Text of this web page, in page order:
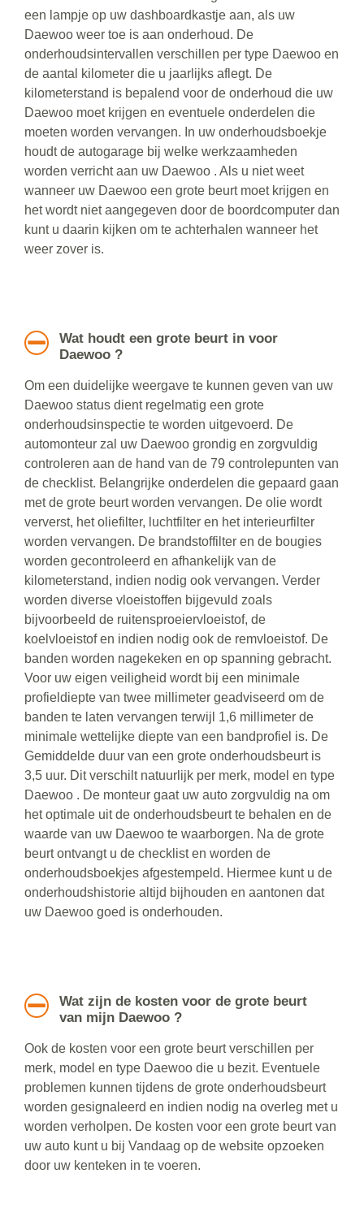
een lampje op uw dashboardkastje aan, als uw
Daewoo weer toe is aan onderhoud. De
onderhoudsintervallen verschillen per type Daewoo en
de aantal kilometer die u jaarlijks aflegt. De
kilometerstand is bepalend voor de onderhoud die uw
Daewoo moet krijgen en eventuele onderdelen die
moeten worden vervangen. In uw onderhoudsboekje
houdt de autogarage bij welke werkzaamheden
worden verricht aan uw Daewoo . Als u niet weet
wanneer uw Daewoo een grote beurt moet krijgen en
het wordt niet aangegeven door de boordcomputer dan
kunt u daarin kijken om te achterhalen wanneer het
weer zover is.
Wat houdt een grote beurt in voor
Daewoo ?
Om een duidelijke weergave te kunnen geven van uw
Daewoo status dient regelmatig een grote
onderhoudsinspectie te worden uitgevoerd. De
automonteur zal uw Daewoo grondig en zorgvuldig
controleren aan de hand van de 79 controlepunten van
de checklist. Belangrijke onderdelen die gepaard gaan
met de grote beurt worden vervangen. De olie wordt
ververst, het oliefilter, luchtfilter en het interieurfilter
worden vervangen. De brandstoffilter en de bougies
worden gecontroleerd en afhankelijk van de
kilometerstand, indien nodig ook vervangen. Verder
worden diverse vloeistoffen bijgevuld zoals
bijvoorbeeld de ruitensproeiervloeistof, de
koelvloeistof en indien nodig ook de remvloeistof. De
banden worden nagekeken en op spanning gebracht.
Voor uw eigen veiligheid wordt bij een minimale
profieldiepte van twee millimeter geadviseerd om de
banden te laten vervangen terwijl 1,6 millimeter de
minimale wettelijke diepte van een bandprofiel is. De
Gemiddelde duur van een grote onderhoudsbeurt is
3,5 uur. Dit verschilt natuurlijk per merk, model en type
Daewoo . De monteur gaat uw auto zorgvuldig na om
het optimale uit de onderhoudsbeurt te behalen en de
waarde van uw Daewoo te waarborgen. Na de grote
beurt ontvangt u de checklist en worden de
onderhoudsboekjes afgestempeld. Hiermee kunt u de
onderhoudshistorie altijd bijhouden en aantonen dat
uw Daewoo goed is onderhouden.
Wat zijn de kosten voor de grote beurt
van mijn Daewoo ?
Ook de kosten voor een grote beurt verschillen per
merk, model en type Daewoo die u bezit. Eventuele
problemen kunnen tijdens de grote onderhoudsbeurt
worden gesignaleerd en indien nodig na overleg met u
worden verholpen. De kosten voor een grote beurt van
uw auto kunt u bij Vandaag op de website opzoeken
door uw kenteken in te voeren.